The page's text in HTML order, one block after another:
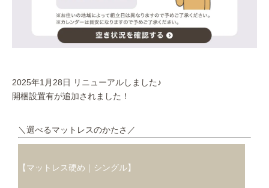
2025年1月28日 リニューアルしました♪
開梱設置有が追加されました！
＼選べるマットレスのかたさ／
【マットレス硬め｜シングル】